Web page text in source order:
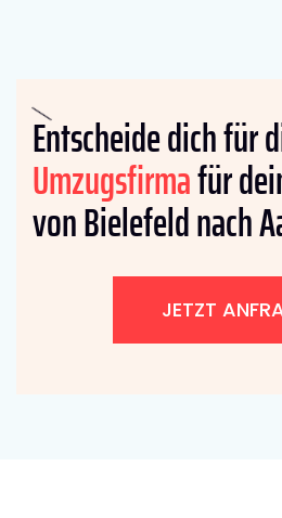
Entscheide dich für
Umzugsfirmafür
von Bielefeld nach
JETZT